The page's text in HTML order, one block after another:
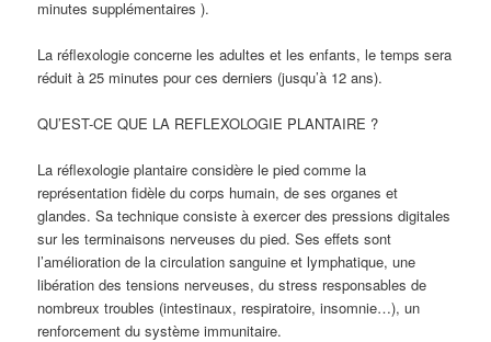
minutes supplémentaires ).
La réflexologie concerne les adultes et les enfants, le temps sera
réduit à 25 minutes pour ces derniers (jusqu’à 12 ans).
QU’EST-CE QUE LA REFLEXOLOGIE PLANTAIRE ?
La réflexologie plantaire considère le pied comme la
représentation fidèle du corps humain, de ses organes et
glandes. Sa technique consiste à exercer des pressions digitales
sur les terminaisons nerveuses du pied. Ses effets sont
l’amélioration de la circulation sanguine et lymphatique, une
libération des tensions nerveuses, du stress responsables de
nombreux troubles (intestinaux, respiratoire, insomnie…), un
renforcement du système immunitaire.